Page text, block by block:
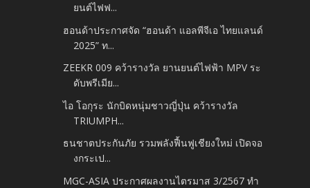
ยนต์ไฟฟ...
ฮอนด้าประกาศจัด “ฮอนด้า แอลพีจีเอ ไทยแลนด์
2025” ท...
ZEEKR 009 คว้ารางวัล ยานยนต์ไฟฟ้า MPV ระ
ดับพรีเมีย...
ไอ โอกุระ นักบิดหนุ่มชาวญี่ปุ่น คว้ารางวัล
TRIUMPH...
ธนชาตประกันภัย รวมพลังฟื้นฟูเชียงใหม่ เปิดจอ
งกระเป...
MGC-ASIA ประกาศผลงานไตรมาส 3/2567 ทำ